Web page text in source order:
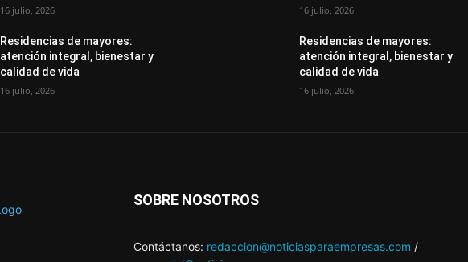
16 julio, 2026
Residencias de mayores:
atención integral, bienestar y
calidad de vida
16 julio, 2026
16 julio, 2026
Residencias de mayores:
atención integral, bienestar y
calidad de vida
16 julio, 2026
SOBRE NOSOTROS
Contáctanos: redaccion@noticiasparaempresas.com /